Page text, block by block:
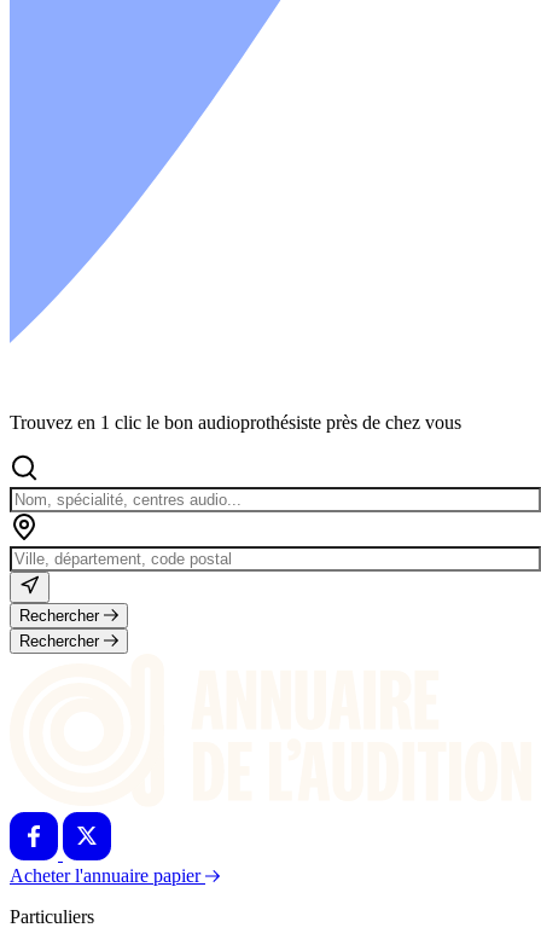
Trouvez en 1 clic le bon audioprothésiste près de chez vous
Rechercher
Rechercher
Acheter l'annuaire papier
Particuliers